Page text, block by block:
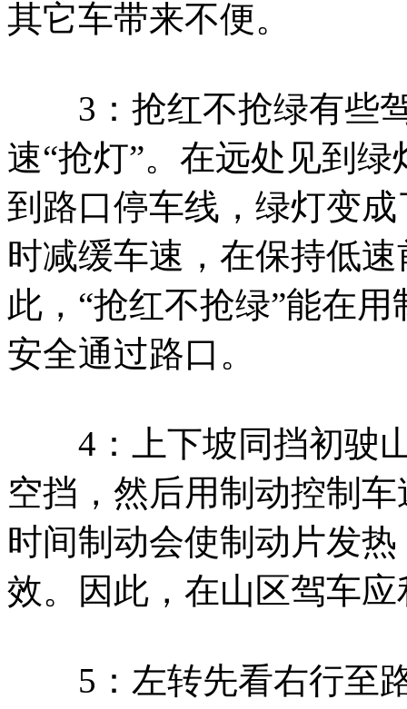
其它车带来不便。
3：抢红不抢绿有些驾
速“抢灯”。在远处见到
到路口停车线，绿灯变
时减缓车速，在保持低
此，“抢红不抢绿”能在
安全通过路口。
4：上下坡同挡初驶山
空挡，然后用制动控制
时间制动会使制动片发
效。因此，在山区驾车
5：左转先看右行至路